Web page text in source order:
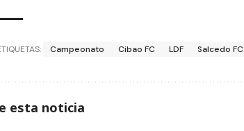
Campeonato Cibao FC LDF Salcedo FC
esta noticia